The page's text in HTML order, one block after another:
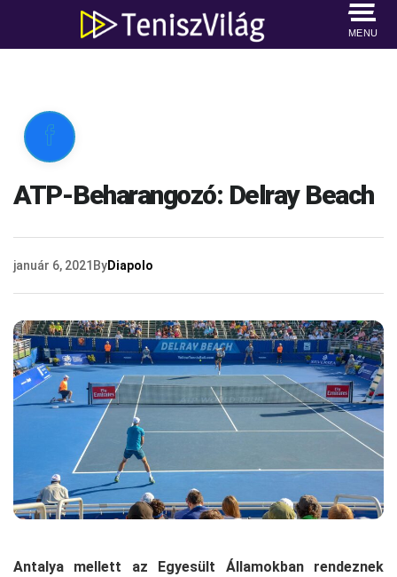
MENU

ATP-Beharangozó: Delray Beach
január 6, 2021 ByDiapolo
Antalya mellett az Egyesült Államokban rendeznek